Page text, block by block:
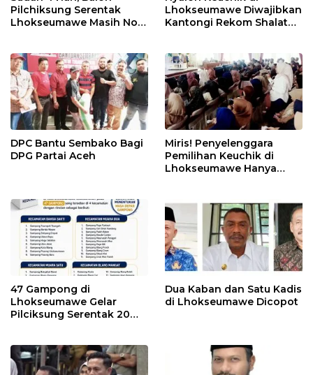
Pilchiksung Serentak
Lhokseumawe Masih Nol
Lhokseumawe Diwajibkan
Kantongi Rekom Shalat
DPC Bantu Sembako Bagi
DPG Partai Aceh
Miris! Penyelenggara
Pemilihan Keuchik di
Lhokseumawe Hanya
47 Gampong di
Lhokseumawe Gelar
Pilciksung Serentak 20
Dua Kaban dan Satu Kadis
di Lhokseumawe Dicopot